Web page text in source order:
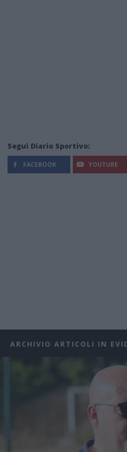
Segui Diario Sportivo:
FACEBOOK YOUTUBE
ARCHIVIO ARTICOLI IN